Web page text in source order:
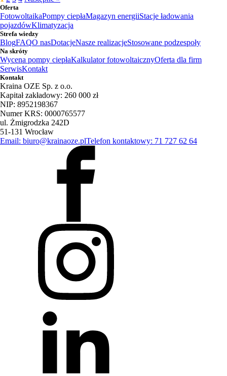
Oferta
FotowoltaikaPompy ciepłaMagazyn energiiStacje ładowania
pojazdówKlimatyzacja
Strefa wiedzy
BlogFAQO nasDotacjeNasze realizacjeStosowane podzespoły
Na skróty
Wycena pompy ciepłaKalkulator fotowoltaicznyOferta dla firm
SerwisKontakt
Kontakt
Kraina OZE Sp. z o.o.
Kapitał zakładowy: 260 000 zł
NIP: 8952198367
Numer KRS: 0000765577
ul. Żmigrodzka 242D
51-131 Wrocław
Email: biuro@krainaoze.plTelefon kontaktowy: 71 727 62 64